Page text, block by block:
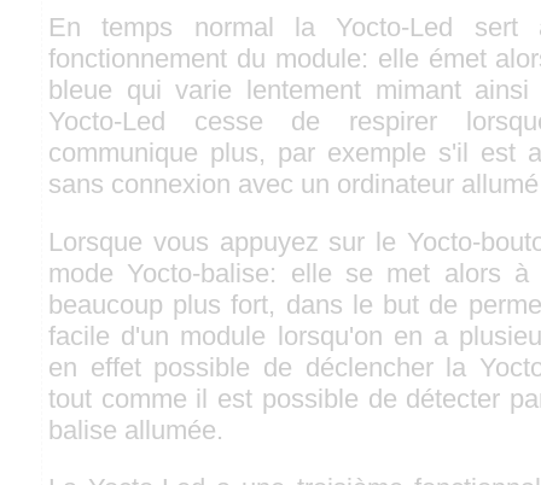
En temps normal la Yocto-Led
fonctionnement du module: elle émet
bleue qui varie lentement mimant
Yocto-Led cesse de respirer
communique plus, par exemple s'il est
sans connexion avec un ordinateur
Lorsque vous appuyez sur le Yocto-
mode Yocto-balise: elle se met alors
beaucoup plus fort, dans le but de
facile d'un module lorsqu'on en a
en effet possible de déclencher la
tout comme il est possible de détecter
balise allumée.